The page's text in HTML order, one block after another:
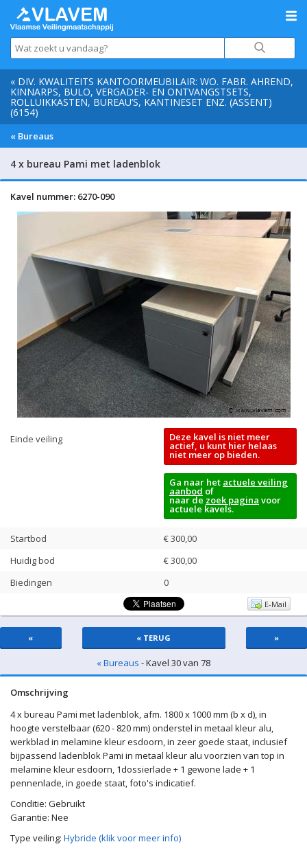
« DIV. KWALITEITS KANTOORMEUBILAIR: WO. FABR. AHREND,
KINNARPS, BULO, VERGADER- EN ONTVANGSTSETS,
ROLLUIKKASTEN, BUREAU’S, KANTINESET ENZ. (ASSENT)
(6154)
« Bureaus
4 x bureau Pami met ladenblok
Kavel nummer: 6270-090
Einde veiling Deze kavel is niet meer
actief, u kunt hier helaas
niet meer op bieden.
Ga naar het actuele veiling
aanbod of
naar de zoek pagina voor
actuele kavels.
Startbod
€ 300,00
Huidig bod
€300,00
Biedingen
0
E-Mail
« « TERUG »
« Bureaus - Kavel 30 van 78
Omschrijving
4 x bureau Pami met ladenblok, afm. 1800 x 1000 mm (b x d), in
hoogte verstelbaar (620 - 820 mm) onderstel in metaal kleur alu,
werkblad in melamine kleur esdoorn, in zeer goede staat, inclusief
bijpassend ladenblok Pami in metaal kleur alu voorzien van top in
melamine kleur esdoorn, 1dossierlade + 1 gewone lade + 1
pennenlade, in goede staat, foto's indicatief.
Conditie: Gebruikt
Garantie: Nee
Type veiling: Hybride (klik voor meer info)